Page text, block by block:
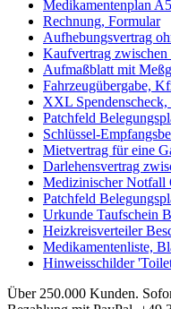
Medikamentenplan
Rechnung, Formular
Aufhebungsvertrag
Kaufvertrag
Aufmaßblatt mit
Fahrzeugübergabe,
XXL
Patchfeld
Schlüssel-
Mietvertrag für eine
Darlehensvertrag
Medizinischer Notfall
Patchfeld
Urkunde Taufschein
Heizkreisverteiler
Medikamentenliste,
Hinweisschilder
Über 250.000 Kunden.